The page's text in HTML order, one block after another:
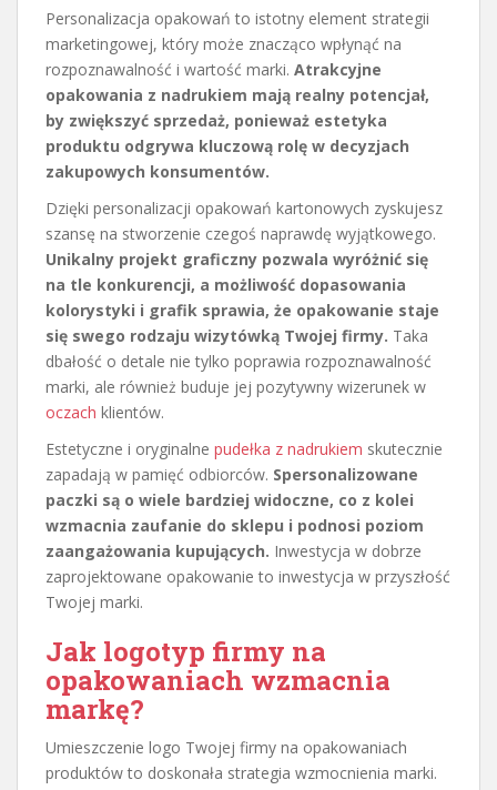
Personalizacja opakowań to istotny element strategii
marketingowej, który może znacząco wpłynąć na
rozpoznawalność i wartość marki. Atrakcyjne
opakowania z nadrukiem mają realny potencjał,
by zwiększyć sprzedaż, ponieważ estetyka
produktu odgrywa kluczową rolę w decyzjach
zakupowych konsumentów.
Dzięki personalizacji opakowań kartonowych zyskujesz
szansę na stworzenie czegoś naprawdę wyjątkowego.
Unikalny projekt graficzny pozwala wyróżnić się
na tle konkurencji, a możliwość dopasowania
kolorystyki i grafik sprawia, że opakowanie staje
się swego rodzaju wizytówką Twojej firmy. Taka
dbałość o detale nie tylko poprawia rozpoznawalność
marki, ale również buduje jej pozytywny wizerunek w
oczach klientów.
Estetyczne i oryginalne pudełka z nadrukiem skutecznie
zapadają w pamięć odbiorców. Spersonalizowane
paczki są o wiele bardziej widoczne, co z kolei
wzmacnia zaufanie do sklepu i podnosi poziom
zaangażowania kupujących. Inwestycja w dobrze
zaprojektowane opakowanie to inwestycja w przyszłość
Twojej marki.
Jak logotyp firmy na
opakowaniach wzmacnia
markę?
Umieszczenie logo Twojej firmy na opakowaniach
produktów to doskonała strategia wzmocnienia marki.